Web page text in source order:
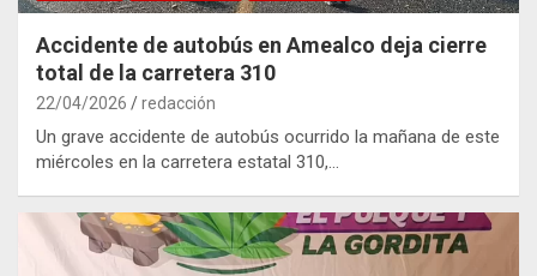
Accidente de autobús en Amealco deja cierre
total de la carretera 310
22/04/2026 redacción
Un grave accidente de autobús ocurrido la mañana de este
miércoles en la carretera estatal 310,…